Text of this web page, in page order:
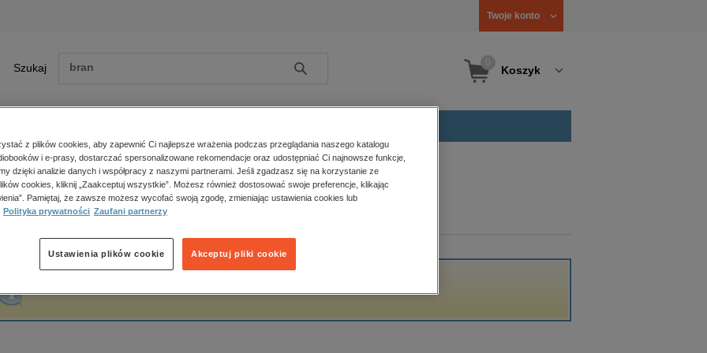
Twoje konto
Szukaj Szukaj Koszyk
Zobacz wszystkie E-prasa
polityka, społeczno-informacyjne
psychologiczne
popularno-naukowe
historia
główna John Milton
Milton
z plików cookies, aby zapewnić Ci najlepsze wrażenia podczas przeglądania naszego katalogu
i e-prasy, dostarczać spersonalizowane rekomendacje oraz udostępniać Ci najnowsze funkcje,
dzięki analizie danych i współpracy z naszymi partnerami. Jeśli zgadzasz się na korzystanie ze
cookies, kliknij „Zaakceptuj wszystkie”. Możesz również dostosować swoje preferencje, klikając
Pamiętaj, że zawsze możesz wycofać swoją zgodę, zmieniając ustawienia cookies lub
Polityka prywatności Zaufani partnerzy
Akceptuj pliki cookie
Ustawienia plików cookie